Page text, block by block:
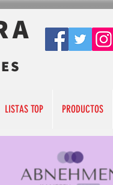
LISTAS TOP PRODUCTOS